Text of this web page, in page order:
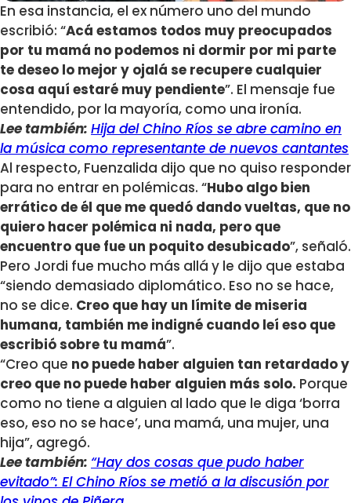
En esa instancia, el ex número uno del mundo
escribió: “Acá estamos todos muy preocupados
por tu mamá no podemos ni dormir por mi parte
te deseo lo mejor y ojalá se recupere cualquier
cosa aquí estaré muy pendiente”. El mensaje fue
entendido, por la mayoría, como una ironía.
Lee también: Hija del Chino Ríos se abre camino en
la música como representante de nuevos cantantes
Al respecto, Fuenzalida dijo que no quiso responder
para no entrar en polémicas. “Hubo algo bien
errático de él que me quedó dando vueltas, que no
quiero hacer polémica ni nada, pero que
encuentro que fue un poquito desubicado”, señaló.
Pero Jordi fue mucho más allá y le dijo que estaba
“siendo demasiado diplomático. Eso no se hace,
no se dice. Creo que hay un límite de miseria
humana, también me indigné cuando leí eso que
escribió sobre tu mamá”.
“Creo que no puede haber alguien tan retardado y
creo que no puede haber alguien más solo. Porque
como no tiene a alguien al lado que le diga ‘borra
eso, eso no se hace’, una mamá, una mujer, una
hija”, agregó.
Lee también: “Hay dos cosas que pudo haber
evitado”: El Chino Ríos se metió a la discusión por